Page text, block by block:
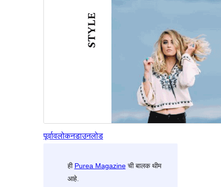
पूर्वावलोकनडाउनलोड
ही Purea Magazineची बालक थीम
आहे.